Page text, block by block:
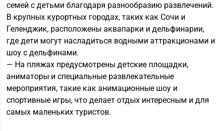
семей с детьми благодаря разнообразию развлечений.
В крупных курортных городах, таких как Сочи и
Геленджик, расположены аквапарки и дельфинарии,
где дети могут насладиться водными аттракционами и
шоу с дельфинами.
— На пляжах предусмотрены детские площадки,
аниматоры и специальные развлекательные
мероприятия, такие как анимационные шоу и
спортивные игры, что делает отдых интересным и для
самых маленьких туристов.